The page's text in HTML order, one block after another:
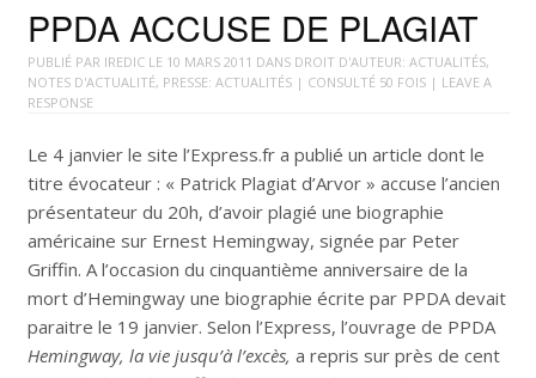
PPDA ACCUSE DE PLAGIAT
PUBLIÉ PAR IREDICLE 10 MARS 2011 DANS DROIT D'AUTEUR: ACTUALITÉS,
NOTES D'ACTUALITÉ, PRESSE: ACTUALITÉS| CONSULTÉ 50 FOIS | LEAVE A
RESPONSE
Le 4 janvier le site l’Express.fr a publié un article dont le
titre évocateur : « Patrick Plagiat d’Arvor » accuse l’ancien
présentateur du 20h, d’avoir plagié une biographie
américaine sur Ernest Hemingway, signée par Peter
Griffin. A l’occasion du cinquantième anniversaire de la
mort d’Hemingway une biographie écrite par PPDA devait
paraitre le 19 janvier. Selon l’Express, l’ouvrage de PPDA
Hemingway, la vie jusqu’à l’excès, a repris sur près de cent